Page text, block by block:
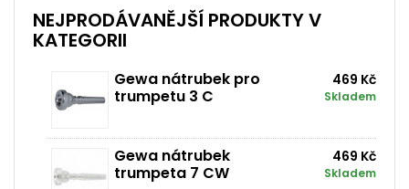
NEJPRODÁVANĚJŠÍ PRODUKTY V
KATEGORII
Gewa nátrubek pro
trumpetu 3 C
469 Kč
Skladem
Gewa nátrubek
trumpeta 7 CW
469 Kč
Skladem